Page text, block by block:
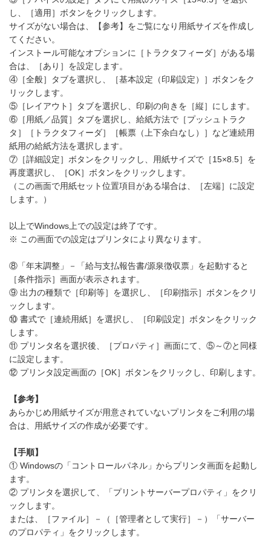
し、［適用］ボタンをクリックします。
サイズがない場合は、【参考】をご覧になり用紙サイズを作成し
てください。
インストール可能なオプションに［トラクタフィーダ］がある場
合は、［あり］を設定します。
④［全般］タブを選択し、［基本設定（印刷設定）］ボタンをク
リックします。
⑤［レイアウト］タブを選択し、印刷の向きを［縦］にします。
⑥［用紙／品質］タブを選択し、給紙方法で［プッシュトラク
タ］［トラクタフィーダ］［帳票（上下余白なし）］など連続用
紙用の給紙方法を選択します。
⑦［詳細設定］ボタンをクリックし、用紙サイズで［15×8.5］を
再度選択し、［OK］ボタンをクリックします。
（この画面で用紙セット位置項目がある場合は、［左端］に設定
します。）
以上でWindows上での設定は終了です。
※ この画面での設定はプリンタにより異なります。
⑧「年末調整」－「給与支払報告書/源泉徴収票」を起動すると
［条件指示］画面が表示されます。
⑨ 出力の種類で［印刷等］を選択し、［印刷指示］ボタンをクリ
ックします。
⑩ 書式で［連続用紙］を選択し、［印刷設定］ボタンをクリック
します。
⑪ プリンタ名を選択後、［プロパティ］画面にて、⑤～⑦と同様
に設定します。
⑫ プリンタ設定画面の［OK］ボタンをクリックし、印刷します。
【参考】
あらかじめ用紙サイズが用意されていないプリンタをご利用の場
合は、用紙サイズの作成が必要です。
【手順】
① Windowsの「コントロールパネル」からプリンタ画面を起動し
ます。
② プリンタを選択して、「プリントサーバープロパティ」をクリ
ックします。
または、［ファイル］－（［管理者として実行］－）「サーバー
のプロパティ」をクリックします。